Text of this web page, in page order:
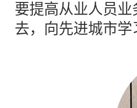
要提高从业人员
去，向先进城市